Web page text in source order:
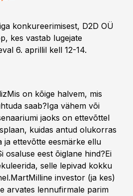
konkureerimisest, D2D OÜ
kes vastab lugejate
6. aprillil kell 12-14.
lizMis on kõige halvem, mis
saab?Iga vähem või
jaoks on ettevõttel
kuidas antud olukorras
ja ettevõtte eesmärke ellu
osaluse eest õiglane hind?Ei
selle lepivad kokku
investor (ja kes)
arvates lennufirmale parim